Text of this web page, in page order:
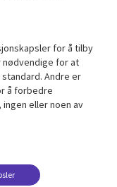
for å tilby
for at
Andre er
å forbedre
eller noen av